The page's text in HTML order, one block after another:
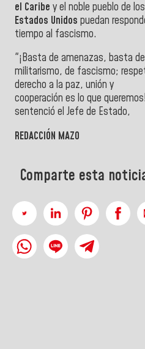
el Caribe y el noble pueblo de los
Estados Unidos puedan
tiempo al fascismo.
"¡Basta de amenazas, basta de
militarismo, de fascismo;
derecho a la paz, unión y
cooperación es lo que
sentenció el Jefe de Estado,
REDACCIÓN MAZO
Comparte esta